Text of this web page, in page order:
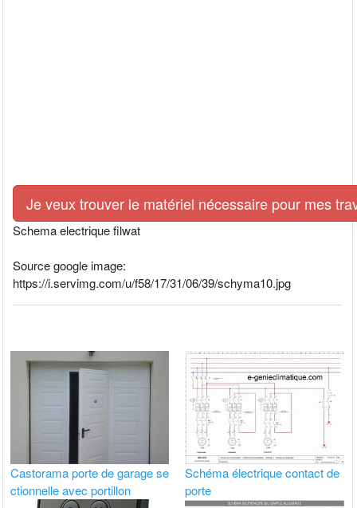
Je veux trouver le matériel nécessaire pour mes
Schema electrique filwat
Source google image:
https://i.servimg.com/u/f58/17/31/06/39/schyma10.jpg
Castorama porte de garage se
ctionnelle avec portillon
Schéma électrique contact de
porte